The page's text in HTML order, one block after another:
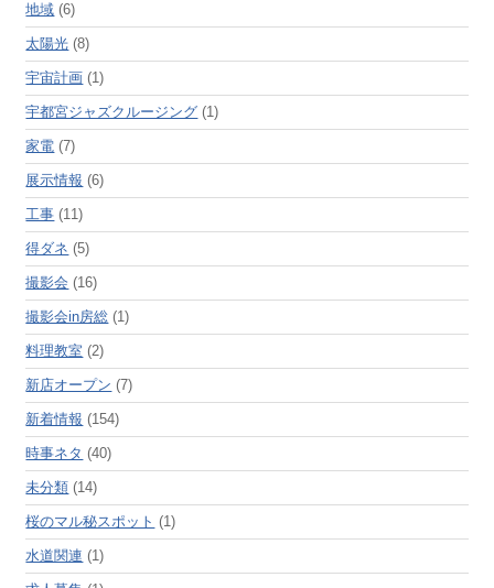
地域 (6)
太陽光 (8)
宇宙計画 (1)
宇都宮ジャズクルージング (1)
家電 (7)
展示情報 (6)
工事 (11)
得ダネ (5)
撮影会 (16)
撮影会in房総 (1)
料理教室 (2)
新店オープン (7)
新着情報 (154)
時事ネタ (40)
未分類 (14)
桜のマル秘スポット (1)
水道関連 (1)